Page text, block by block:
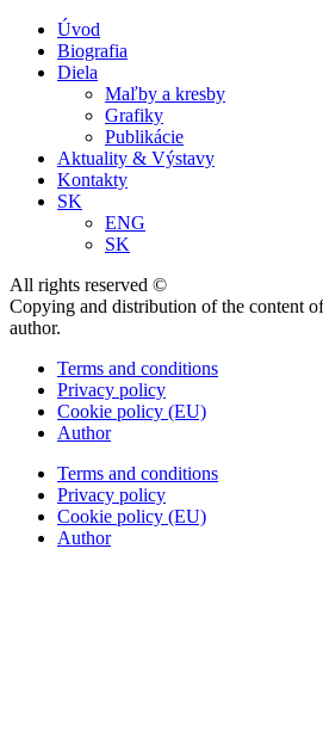
Úvod
Biografia
Diela
Maľby a kresby
Grafiky
Publikácie
Aktuality & Výstavy
Kontakty
SK
ENG
SK
All rights reserved ©
Copying and distribution of the content
author.
Terms and conditions
Privacy policy
Cookie policy (EU)
Author
Terms and conditions
Privacy policy
Cookie policy (EU)
Author